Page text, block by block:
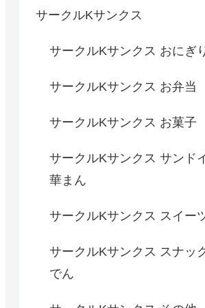
サークルKサンクス
サークルKサンクス おにぎ
サークルKサンクス お弁当
サークルKサンクス お菓子
サークルKサンクス サンド
華まん
サークルKサンクス スイー
サークルKサンクス スナッ
でん